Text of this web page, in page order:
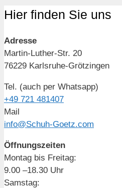
Hier finden Sie uns
Adresse
Martin-Luther-Str. 20
76229 Karlsruhe-Grötzingen
Tel. (auch per Whatsapp)
+49 721 481407
Mail
info@Schuh-Goetz.com
Öffnungszeiten
Montag bis Freitag:
9.00 –18.30 Uhr
Samstag: